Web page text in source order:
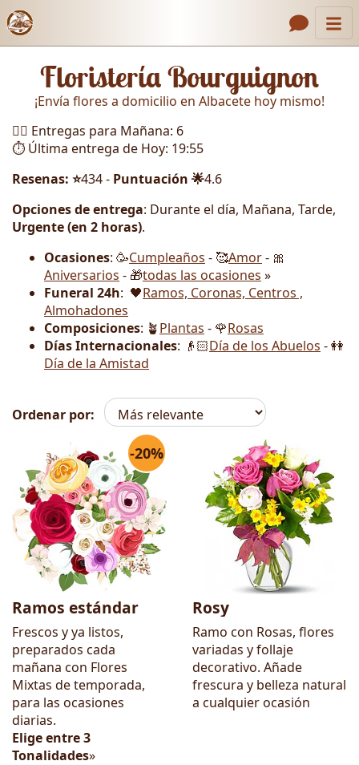
Enlaces de encabezado
Contacto
Galería
Cómo Hacer un Pedido
Llámanos
Floristería Bourguignon
¡Envía flores a domicilio en Albacete hoy mismo!
🏃‍♂️ Entregas para Mañana: 6
⏱️ Última entrega de Hoy: 19:55
Resenas: ⭐434 - Puntuación 🌟4.6
Opciones de entrega: Durante el día, Mañana, Tarde,
Urgente (en 2 horas).
Ocasiones: 🥳Cumpleaños - 🥰Amor- 🎀
Aniversarios - 🎁todas las ocasiones »
Funeral 24h: 🖤Ramos, Coronas, Centros ,
Almohadones
Composiciones: 🪴Plantas - 🌹Rosas
Días Internacionales: 👴🏻Día de los Abuelos - 👭
Día de la Amistad
Ordenar por:
Flores -20%
Ramos estándar
Frescos y ya listos,
preparados cada
mañana con Flores
Mixtas de temporada,
para las ocasiones
diarias.
Elige entre 3
Tonalidades»
Rosy
Ramo con Rosas, flores
variadas y follaje
decorativo. Añade
frescura y belleza natural
a cualquier ocasión